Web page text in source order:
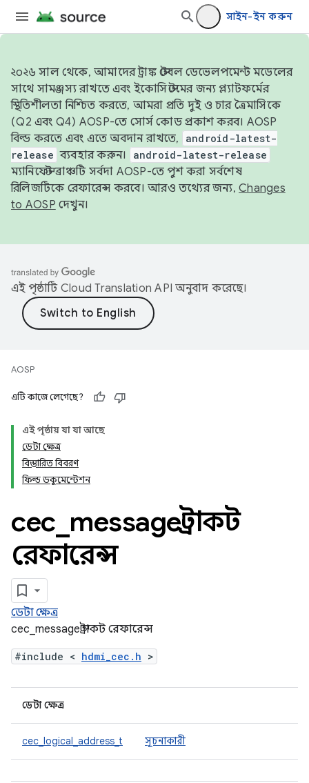
সাইন-ইন করুন
২০২৬ সাল থেকে, আমাদের ট্রাঙ্ক স্টেবল ডেভেলপমেন্ট মডেলের
সাথে সামঞ্জস্য রাখতে এবং ইকোসিস্টেমের জন্য প্ল্যাটফর্মের
স্থিতিশীলতা নিশ্চিত করতে, আমরা প্রতি দুই ও চার ত্রৈমাসিকে
(Q2 এবং Q4) AOSP-তে সোর্স কোড প্রকাশ করব। AOSP
বিল্ড করতে এবং এতে অবদান রাখতে,
android-latest-
release ব্যবহার করুন। android-latest-release
ম্যানিফেস্ট ব্রাঞ্চটি সর্বদা AOSP-তে পুশ করা সর্বশেষ
রিলিজটিকে রেফারেন্স করবে। আরও তথ্যের জন্য, Changes
to AOSP দেখুন।
এই পৃষ্ঠাটি Cloud Translation API অনুবাদ করেছে।
AOSP
এটি কাজে লেগেছে?
এই পৃষ্ঠায় যা যা আছে
ডেটা ক্ষেত্র
বিস্তারিত বিবরণ
ফিল্ড ডকুমেন্টেশন
cec message স্ট্রাকট
রেফারেন্স
ডেটা ক্ষেত্র
cec_message স্ট্রাকট রেফারেন্স
#include < hdmi_cec.h >
ডেটা ক্ষেত্র
cec_logical_address_t সূচনাকারী